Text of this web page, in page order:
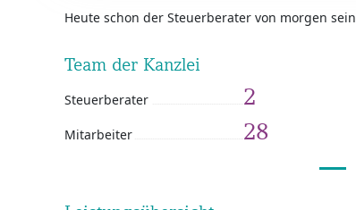
Heute schon der Steuerberater von morgen sein
Team der Kanzlei
Steuerberater 2
Mitarbeiter 28